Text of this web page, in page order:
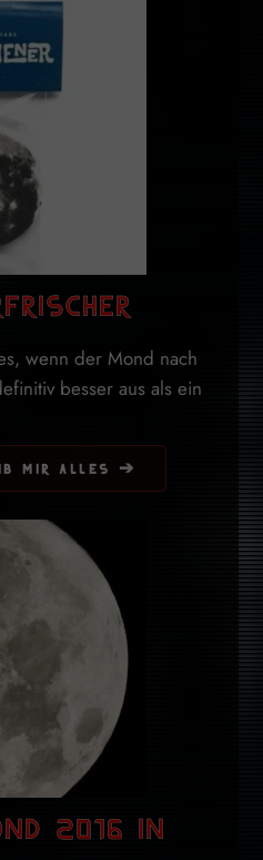
wenn der Mond nach
besser aus als ein
mir alles ➔
2016 in